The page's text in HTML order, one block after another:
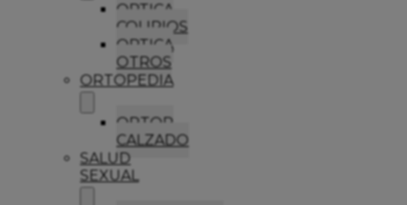
OPTICA
COLIRIOS
OPTICA
OTROS
ORTOPEDIA
ORTOP
CALZADO
SALUD
SEXUAL